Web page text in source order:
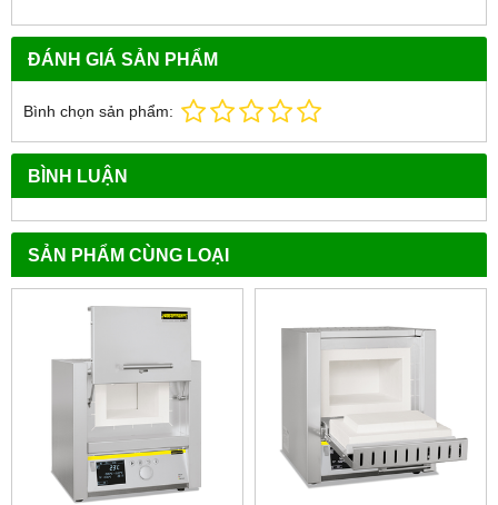
ĐÁNH GIÁ SẢN PHẨM
Bình chọn sản phẩm:
BÌNH LUẬN
SẢN PHẨM CÙNG LOẠI